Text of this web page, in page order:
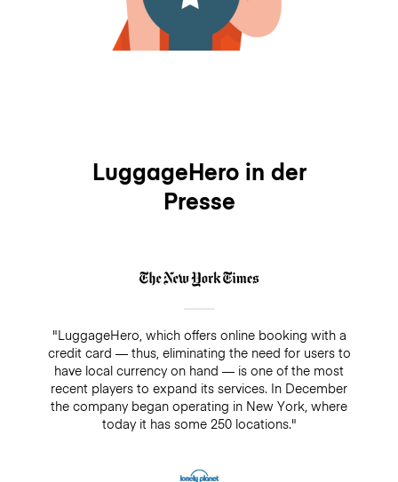
LuggageHero in der
Presse
"LuggageHero, which offers online booking with a
credit card — thus, eliminating the need for users to
have local currency on hand — is one of the most
recent players to expand its services. In December
the company began operating in New York, where
today it has some 250 locations."